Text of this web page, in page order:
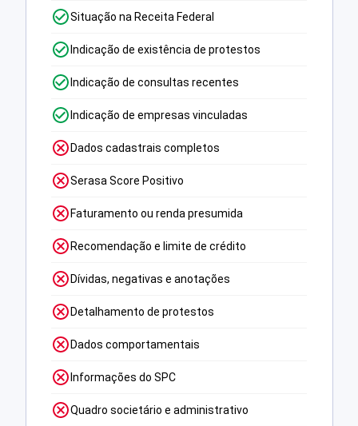
Situação na Receita Federal
Indicação de existência de protestos
Indicação de consultas recentes
Indicação de empresas vinculadas
Dados cadastrais completos
Serasa Score Positivo
Faturamento ou renda presumida
Recomendação e limite de crédito
Dívidas, negativas e anotações
Detalhamento de protestos
Dados comportamentais
Informações do SPC
Quadro societário e administrativo